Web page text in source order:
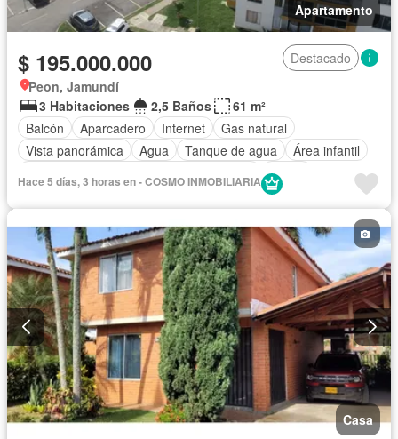
Apartamento
$ 195.000.000
Destacado
Peon, Jamundí
3 Habitaciones
2,5 Baños
61 m²
Balcón
Aparcadero Internet
Gas natural
Vista panorámica
Agua Tanque de agua
Área infantil
Jardín
Ascensor
Hace 5 días, 3 horas en - COSMO INMOBILIARIA
Casa